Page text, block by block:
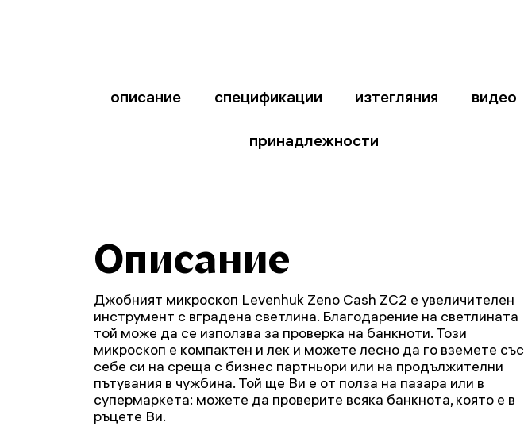
описание спецификации изтегляния видео
принадлежности
Описание
Джобният микроскоп Levenhuk Zeno Cash ZC2 е увеличителен
инструмент с вградена светлина. Благодарение на светлината
той може да се използва за проверка на банкноти. Този
микроскоп е компактен и лек и можете лесно да го вземете със
себе си на среща с бизнес партньори или на продължителни
пътувания в чужбина. Той ще Ви е от полза на пазара или в
супермаркета: можете да проверите всяка банкнота, която е в
ръцете Ви.